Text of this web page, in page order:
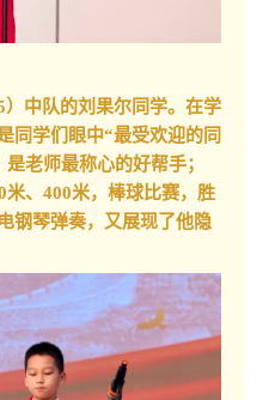
中队的刘果尔同学。在学
同学们眼中“最受欢迎的同
老师最称心的好帮手；
、400米，棒球比赛，胜
钢琴弹奏，又展现了他隐